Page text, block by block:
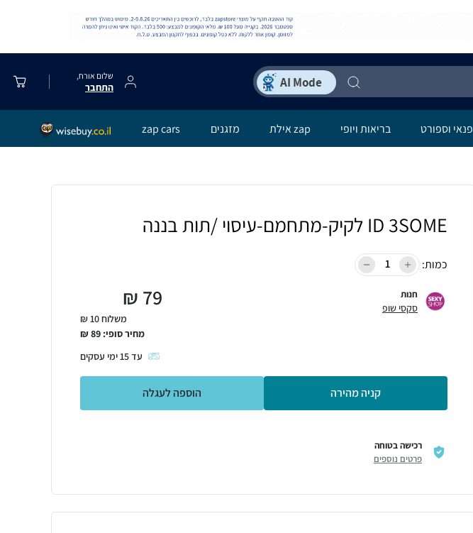
שלום אורח,
התחבר
פנאי וספורט בריאות ויופי zap אילת מזגנים zap cars
ID 3SOME לקיק-מתחמם-עיסוי /תות בננה
כמות:
חנות
סקסי שופ 79
₪
משלוח 10 ₪
מחיר סופי: 89
₪
עד15 ימי עסקים
קניה מהירה הוספה לעגלה
רכישה בטוחה
פרטים נוספים